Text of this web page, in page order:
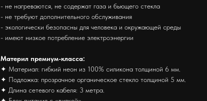
- не нагреваются, не содержат газа и бьющего стекла
- не требуют дополнительного обслуживания
- экологически безопасны для человека и окружающей среды
- имеют низкое потребление электроэнергии
Материл премиум-класса:
✦ Материал: гибкий неон из 100% силикона толщиной 6 мм.
✦ Подложка: прозрачное органическое стекло толщиной 5 мм.
✦ Длина сетевого кабеля: 3 метра.